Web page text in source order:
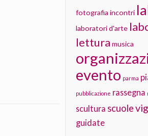
fotografia incontri
laboratori d'arte
lettura musica
evento parma
pubblicazione rassegna
scultura scuole
guidate